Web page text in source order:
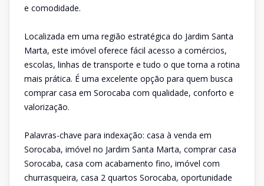
e comodidade.
Localizada em uma região estratégica do Jardim Santa
Marta, este imóvel oferece fácil acesso a comércios,
escolas, linhas de transporte e tudo o que torna a rotina
mais prática. É uma excelente opção para quem busca
comprar casa em Sorocaba com qualidade, conforto e
valorização.
Palavras-chave para indexação: casa à venda em
Sorocaba, imóvel no Jardim Santa Marta, comprar casa
Sorocaba, casa com acabamento fino, imóvel com
churrasqueira, casa 2 quartos Sorocaba, oportunidade